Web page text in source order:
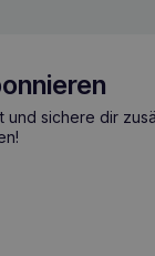
und sichere dir